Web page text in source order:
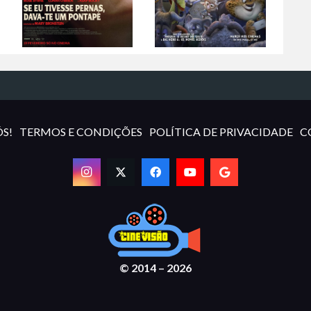
TERMOS E CONDIÇÕES POLÍTICA DE PRIVACIDADE
© 2014 – 2026